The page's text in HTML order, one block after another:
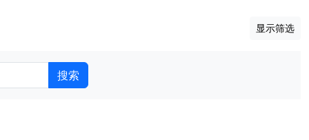
显示筛选
搜索